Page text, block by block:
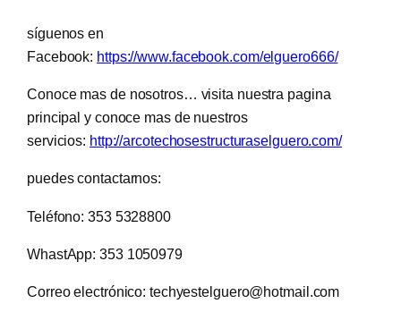
síguenos en
Facebook: https://www.facebook.com/elguero666/
Conoce mas de nosotros… visita nuestra pagina
principal y conoce mas de nuestros
servicios: http://arcotechosestructuraselguero.com/
puedes contactarnos:
Teléfono: 353 5328800
WhastApp: 353 1050979
Correo electrónico: techyestelguero@hotmail.com